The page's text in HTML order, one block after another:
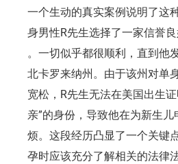
一个生动的真实案例说明了这
身男性R先生选择了一家信誉
。一切似乎都很顺利，直到他
北卡罗来纳州。由于该州对单
宽松，R先生无法在美国出生
亲”的身份，导致他在为新生
烦。这段经历凸显了一个关键
孕时应该充分了解相关的法律